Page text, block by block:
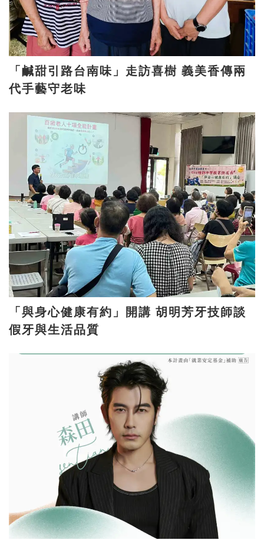
「鹹甜引路台南味」走訪喜樹 義美香傳兩
代手藝守老味
「與身心健康有約」開講 胡明芳牙技師談
假牙與生活品質